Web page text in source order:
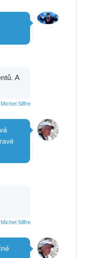
A
Michel Siffre
Michel Siffre